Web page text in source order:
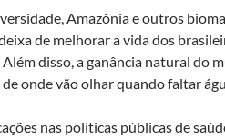
Amazônia e outros
de melhorar a vida dos
disso, a ganância natural do
onde vão olhar quando faltar
nas políticas públicas de